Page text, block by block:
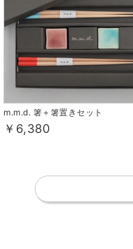
m.m.d. 箸＋箸置きセット
￥6,380